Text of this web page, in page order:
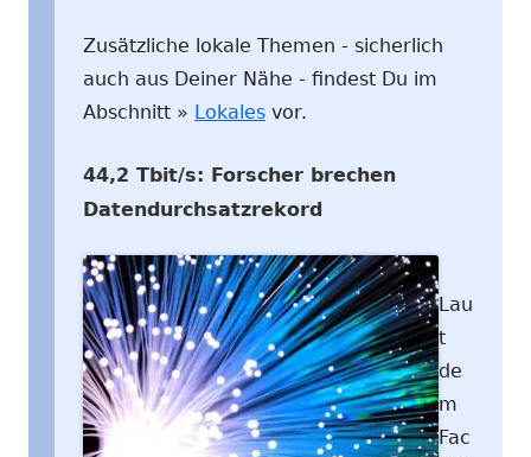
Zusätzliche lokale Themen - sicherlich
auch aus Deiner Nähe - findest Du im
Abschnitt » Lokales vor.
44,2 Tbit/s: Forscher brechen
Datendurchsatzrekord
Lau
t
de
m
Fac